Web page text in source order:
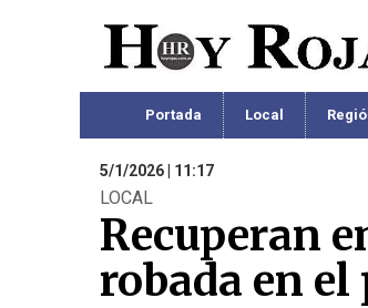
Portada Local
5/1/2026 | 11:17
LOCAL
Recuperan
robada en